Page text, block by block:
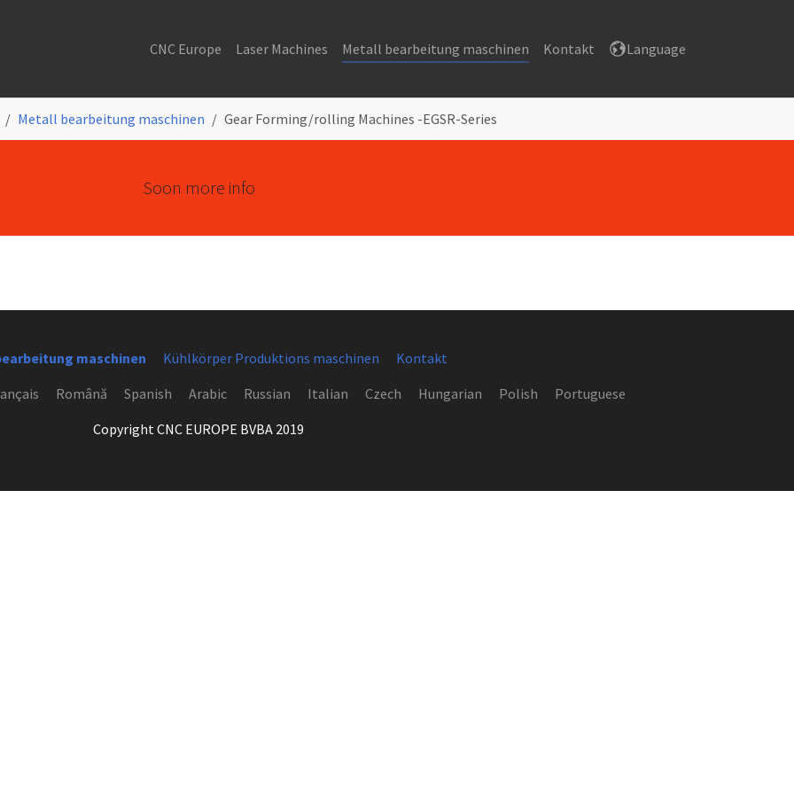
CNC Europe Laser Machines Metall bearbeitung maschinen Kontakt Language
Metall bearbeitung maschinen Gear Forming/rolling Machines -EGSR-Series
Soon more info
maschinen Kühlkörper Produktions maschinen
Kontakt
Română Spanish Arabic Russian Italian Czech Hungarian Polish
Portuguese
Copyright CNC EUROPE BVBA 2019